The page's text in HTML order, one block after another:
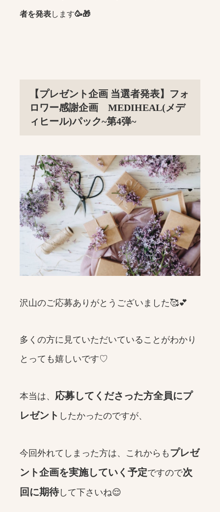
者を発表します🥳🎁
【プレゼント企画 当選者発表】フォ
ロワー感謝企画 MEDIHEAL(メデ
ィヒール)パック~第4弾~
沢山のご応募ありがとうございました🥰💕
多くの方に見ていただいていることがわかり
とっても嬉しいです♡
本当は、 応募してくださった方全員にプ
レゼント したかったのですが、
今回外れてしまった方は、これからも プレゼ
ント企画を実施していく予定ですので次
回に期待して下さいね😌